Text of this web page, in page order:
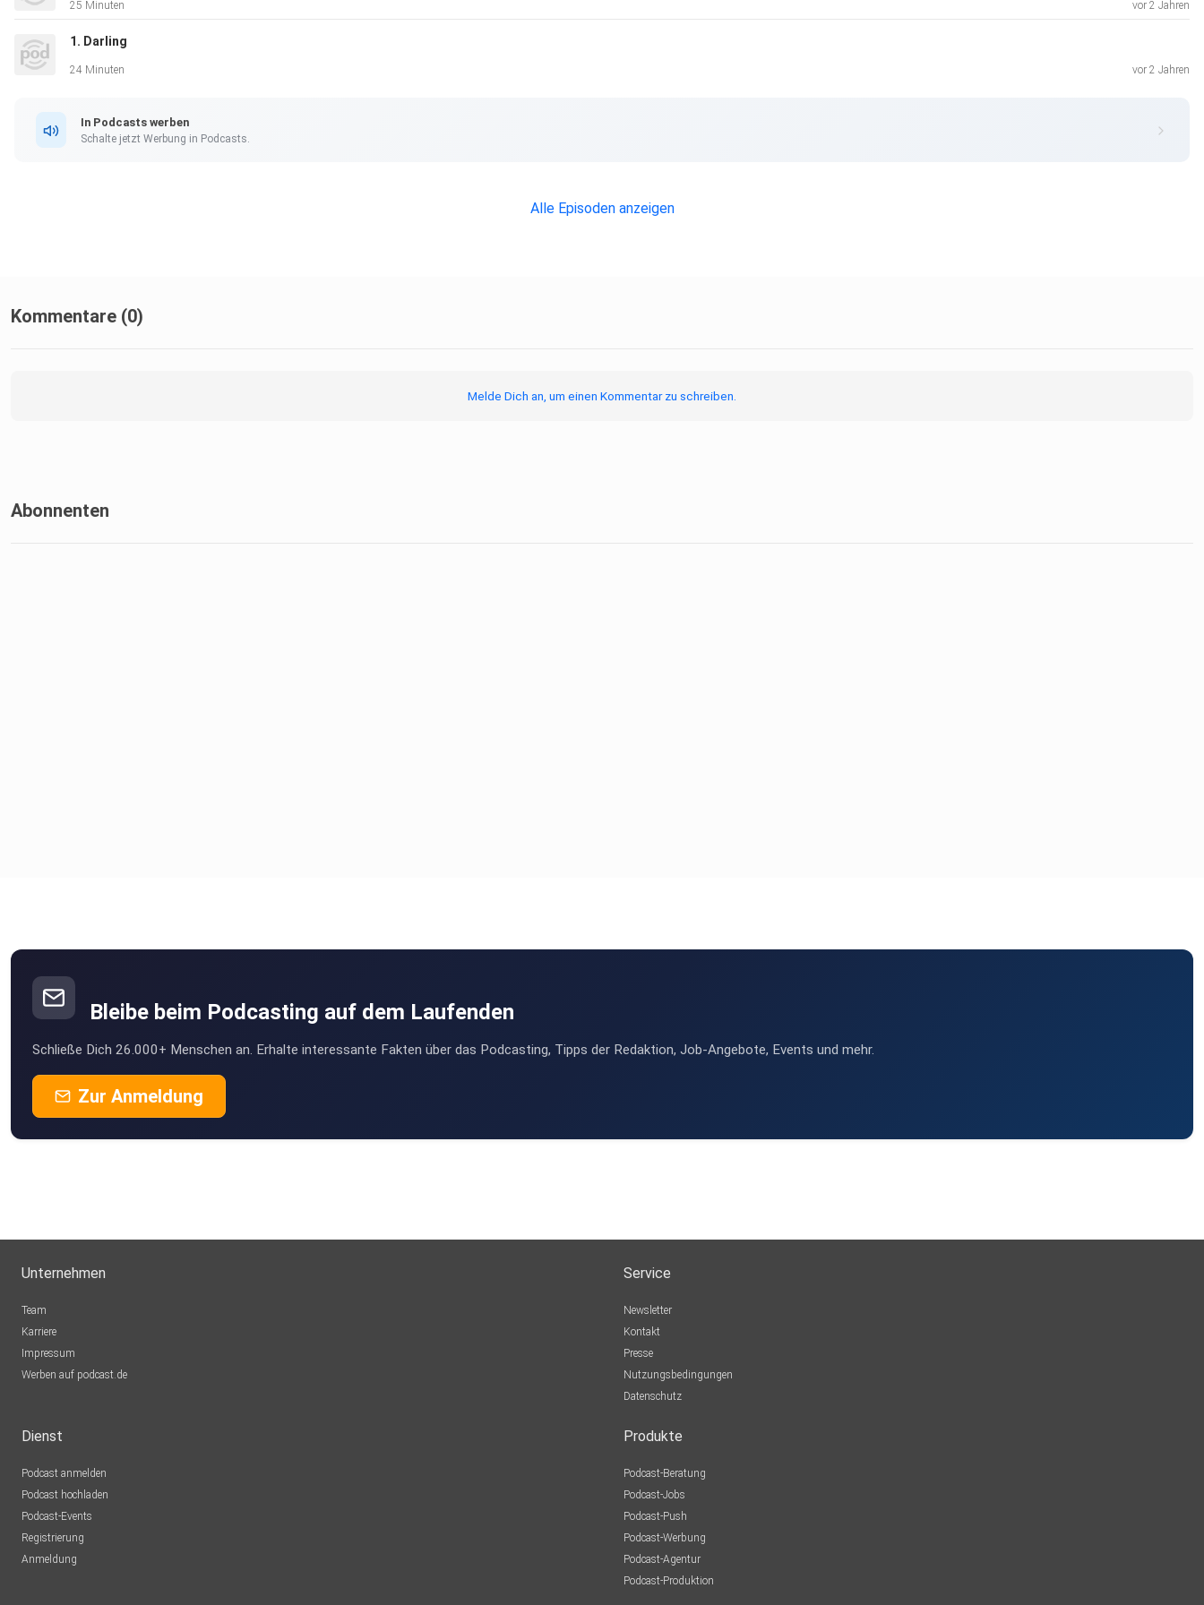
25 Minuten vor 2 Jahren
1. Darling
24 Minuten vor 2 Jahren
In Podcasts werben
Schalte jetzt Werbung in Podcasts.
Alle Episoden anzeigen
Kommentare (0)
Melde Dich an, um einen Kommentar zu schreiben.
Abonnenten
Bleibe beim Podcasting auf dem Laufenden
Schließe Dich 26.000+ Menschen an. Erhalte interessante Fakten über das Podcasting, Tipps der Redaktion, Job-Angebote, Events und mehr.
Zur Anmeldung
Unternehmen
Team
Karriere
Impressum
Werben auf podcast.de
Service
Newsletter
Kontakt
Presse
Nutzungsbedingungen
Datenschutz
Dienst
Podcast anmelden
Podcast hochladen
Podcast-Events
Registrierung
Anmeldung
Produkte
Podcast-Beratung
Podcast-Jobs
Podcast-Push
Podcast-Werbung
Podcast-Agentur
Podcast-Produktion